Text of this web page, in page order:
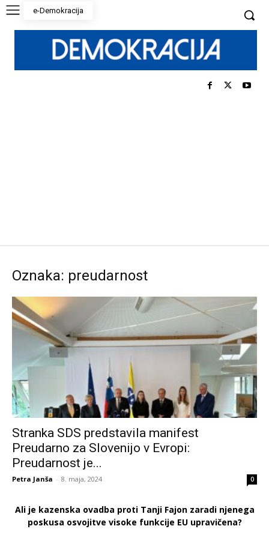
e-Demokracija
Oznaka: preudarnost
Stranka SDS predstavila manifest
Preudarno za Slovenijo v Evropi:
Preudarnost je...
Petra Janša - 8. maja, 2024 0
Ali je kazenska ovadba proti Tanji Fajon zaradi njenega
poskusa osvojitve visoke funkcije EU upravičena?